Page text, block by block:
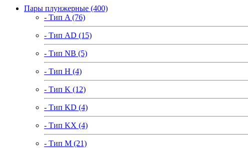
Пары плунжерные (400)
- Тип A (76)
- Тип AD (15)
- Тип NB (5)
- Тип H (4)
- Тип K (12)
- Тип KD (4)
- Тип KX (4)
- Тип M (21)